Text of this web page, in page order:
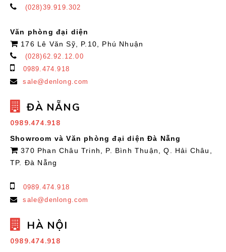
(028)39.919.302
Văn phòng đại diện
176 Lê Văn Sỹ, P.10, Phú Nhuận
(028)62.92.12.00
0989.474.918
sale@denlong.com
ĐÀ NẴNG
0989.474.918
Showroom và Văn phòng đại diện Đà Nẵng
370 Phan Châu Trinh, P. Bình Thuận, Q. Hải Châu,
TP. Đà Nẵng
0989.474.918
sale@denlong.com
HÀ NỘI
0989.474.918